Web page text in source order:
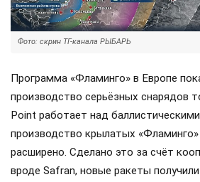
Фото: скрин ТГ-канала РЫБАРЬ
Программа «Фламинго» в Европе
производство серьёзных снарядов
Point работает над
производство крылатых
расширено. Сделано это за счёт
вроде Safran, новые ракеты